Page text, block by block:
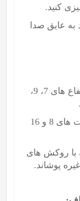
کنید.
به عایق صدا
قرنیز ام دی اف اغلب در ارتفاع های 7، 9،
قرنیز ام دی اف در ضخامت های 8 و 16
با روکش های
پوشاند.